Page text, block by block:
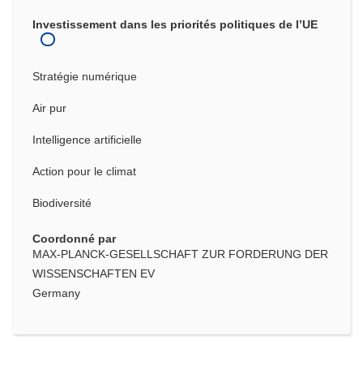
Investissement dans les priorités politiques de l’UE
Stratégie numérique
Air pur
Intelligence artificielle
Action pour le climat
Biodiversité
Coordonné par
MAX-PLANCK-GESELLSCHAFT ZUR FORDERUNG DER
WISSENSCHAFTEN EV
Germany